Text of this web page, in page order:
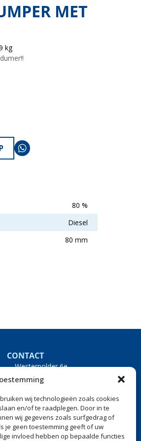
wij technologieën zoals cookies
en/of te raadplegen. Door in te
wij gegevens zoals surfgedrag of
je geen toestemming geeft of uw
invloed hebben op bepaalde functies
MET
kg
80 %
Diesel
80 mm
CONTACT
Westerpolder 6e
9035 VS Dronryp
0517 240 500
info@versteegheftrucks.nl